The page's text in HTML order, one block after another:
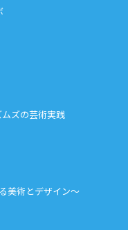
ズの芸術実践
美術とデザイン〜